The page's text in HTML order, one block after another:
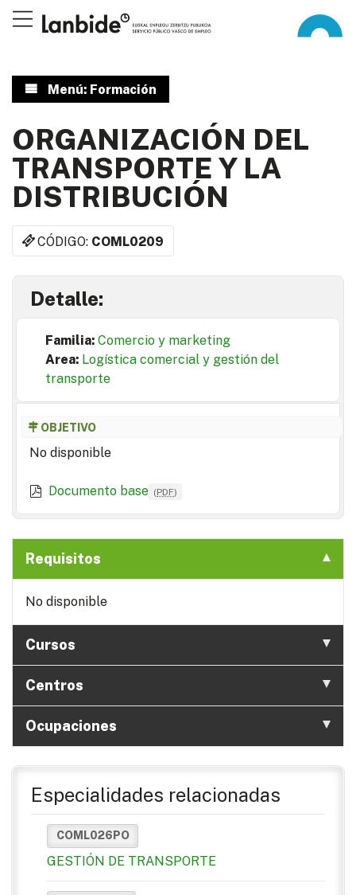
Menú: Formación
ORGANIZACIÓN DEL
TRANSPORTE Y LA
DISTRIBUCIÓN
CÓDIGO: COML0209
Detalle:
Familia: Comercio y marketing
Area: Logística comercial y gestión del
transporte
OBJETIVO
No disponible
Documento base (PDF)
Requisitos
No disponible
Cursos
Centros
Ocupaciones
Especialidades relacionadas
COML026PO
GESTIÓN DE TRANSPORTE